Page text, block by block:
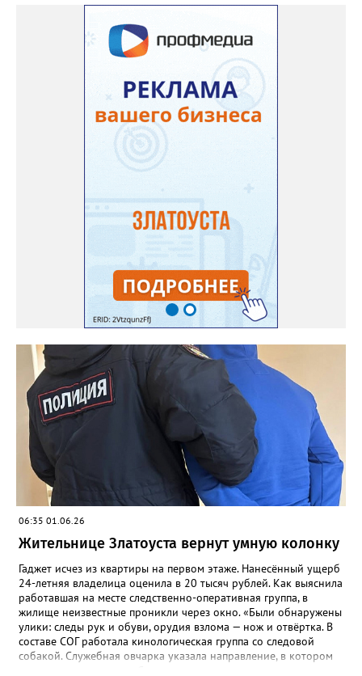
наркотиков региональное УФСБ ведёт по всем фронтам. Так,
сотрудники управления ликвидировали две подпольных
химических лаборатории по производству и расфасовке
наркотических средств. В общей сложности оперативники
изъяли из незаконного оборота более 65 килограммов
«синтетики» и свыше 600 килограммов прекурсоров,
предназначенных для дальнейшего производства наркотиков
и психотропных веществ, а также химические реактивы и
лабораторное оборудование.
06:35 01.06.26
Жительнице Златоуста вернут умную колонку
Гаджет исчез из квартиры на первом этаже. Нанесённый ущерб
24-летняя владелица оценила в 20 тысяч рублей. Как выяснила
работавшая на месте следственно-оперативная группа, в
жилище неизвестные проникли через окно. «Были обнаружены
улики: следы рук и обуви, орудия взлома — нож и отвёртка. В
составе СОГ работала кинологическая группа со следовой
собакой. Служебная овчарка указала направление, в котором